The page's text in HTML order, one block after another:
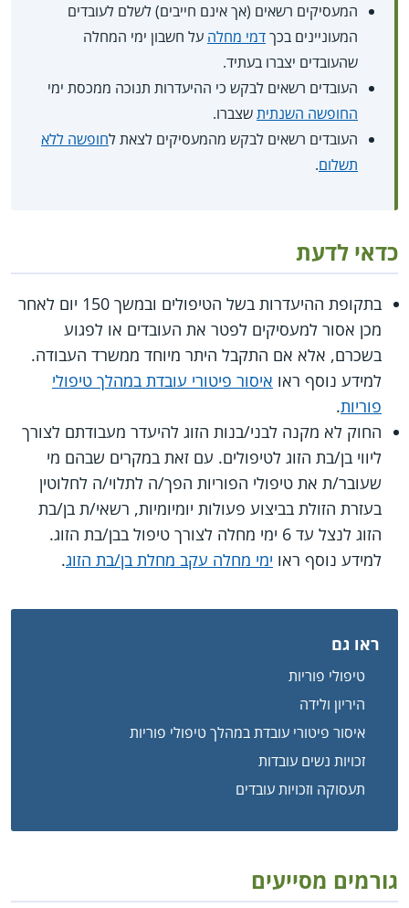
המעסיקים רשאים (אך אינם חייבים) לשלם לעובדים
המעוניינים בכךדמי מחלה על חשבון ימי המחלה
שהעובדים יצברו בעתיד.
העובדים רשאים לבקש כי ההיעדרות תנוכה ממכסת ימי
החופשה השנתיתשצברו.
העובדים רשאים לבקש מהמעסיקים לצאת לחופשה ללא
תשלום.
כדאי לדעת
בתקופת ההיעדרות בשל הטיפולים ובמשך 150 יום לאחר
מכן אסור למעסיקים לפטר את העובדים או לפגוע
בשכרם, אלא אם התקבל היתר מיוחד ממשרד העבודה.
למידע נוסף ראו איסור פיטורי עובדת במהלך טיפולי
פוריות.
החוק לא מקנה לבני/בנות הזוג להיעדר מעבודתם לצורך
ליווי בן/בת הזוג לטיפולים. עם זאת במקרים שבהם מי
שעובר/ת את טיפולי הפוריות הפך/ה לתלוי/ה לחלוטין
בעזרת הזולת בביצוע פעולות יומיומיות, רשאי/ת בן/בת
הזוג לנצל עד 6 ימי מחלה לצורך טיפול בבן/בת הזוג.
למידע נוסף ראו ימי מחלה עקב מחלת בן/בת הזוג.
ראו גם
טיפולי פוריות
היריון ולידה
איסור פיטורי עובדת במהלך טיפולי פוריות
זכויות נשים עובדות
תעסוקה וזכויות עובדים
גורמים מסייעים